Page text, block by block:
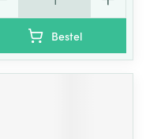
Bestel